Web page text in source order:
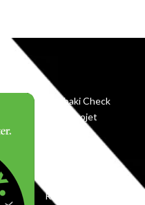
Balobaki Check
est le projet
éditorial du
RDC comme